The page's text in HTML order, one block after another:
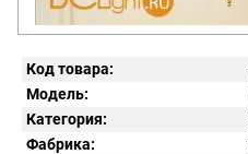
Код товара:
Модель:
Категория:
Фабрика: